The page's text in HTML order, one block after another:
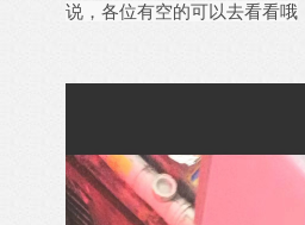
说，各位有空的可以去看看哦